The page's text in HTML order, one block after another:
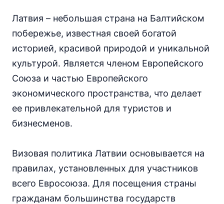
Латвия – небольшая страна на Балтийском
побережье, известная своей богатой
историей, красивой природой и уникальной
культурой. Является членом Европейского
Союза и частью Европейского
экономического пространства, что делает
ее привлекательной для туристов и
бизнесменов.
Визовая политика Латвии основывается на
правилах, установленных для участников
всего Евросоюза. Для посещения страны
гражданам большинства государств